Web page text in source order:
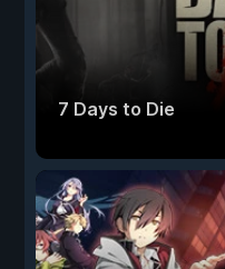
7 Days to Die